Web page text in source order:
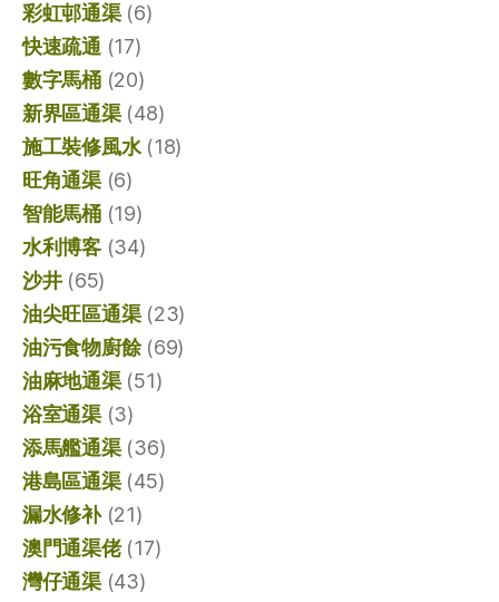
彩虹邨通渠(6)
快速疏通 (17)
數字馬桶(20)
新界區通渠(48)
施工裝修風水(18)
旺角通渠(6)
智能馬桶(19)
水利博客(34)
沙井(65)
油尖旺區通渠(23)
油污食物廚餘(69)
油麻地通渠(51)
浴室通渠(3)
添馬艦通渠(36)
港島區通渠(45)
漏水修补(21)
澳門通渠佬(17)
灣仔通渠(43)